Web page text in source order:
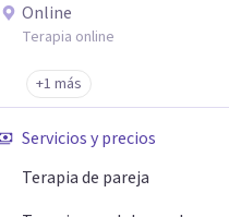
Online
Terapia online
+1 más
Servicios y precios
Terapia de pareja